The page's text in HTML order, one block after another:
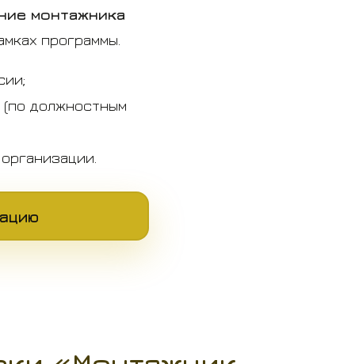
монтажника
программы.
должностным